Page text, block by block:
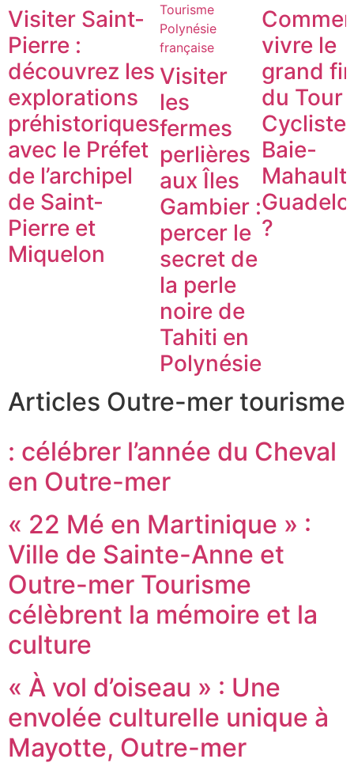
Visiter Saint-
Pierre :
découvrez les
explorations
préhistoriques
avec le Préfet
de l’archipel
de Saint-
Pierre et
Miquelon
Tourisme
Polynésie
française
Visiter
les
fermes
perlières
aux Îles
Gambier :
percer le
secret de
la perle
noire de
Tahiti en
Polynésie
vivre le
grand
du Tour
Cycliste
Baie-
Mahault
?
Articles Outre-mer tourisme
: célébrer l’année du Cheval
en Outre-mer
« 22 Mé en Martinique » :
Ville de Sainte-Anne et
Outre-mer Tourisme
célèbrent la mémoire et la
culture
« À vol d’oiseau » : Une
envolée culturelle unique à
Mayotte, Outre-mer